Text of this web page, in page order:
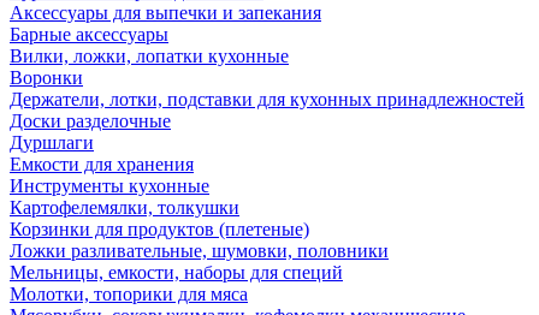
Аксессуары для выпечки и запекания
Барные аксессуары
Вилки, ложки, лопатки кухонные
Воронки
Держатели, лотки, подставки для кухонных принадлежностей
Доски разделочные
Дуршлаги
Емкости для хранения
Инструменты кухонные
Картофелемялки, толкушки
Корзинки для продуктов (плетеные)
Ложки разливательные, шумовки, половники
Мельницы, емкости, наборы для специй
Молотки, топорики для мяса